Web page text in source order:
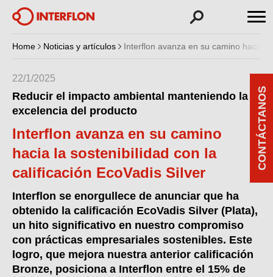
Home Noticias y artículos Interflon avanza en su camino hacia
22/1/2025
Reducir el impacto ambiental manteniendo la
excelencia del producto
Interflon avanza en su camino
hacia la sostenibilidad con la
calificación EcoVadis Silver
Interflon se enorgullece de anunciar que ha
obtenido la calificación EcoVadis Silver (Plata),
un hito significativo en nuestro compromiso
con prácticas empresariales sostenibles. Este
logro, que mejora nuestra anterior calificación
Bronze, posiciona a Interflon entre el 15% de
CONTÁCTANOS